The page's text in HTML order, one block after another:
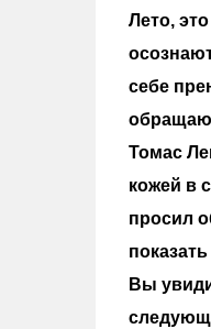
Лето,
себе
Томас
кожей в
просил
Вы